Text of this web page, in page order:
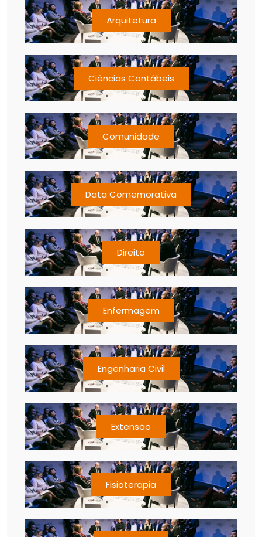
Arquitetura
Ciências Contábeis
Comunidade
Data Comemorativa
Direito
Enfermagem
Engenharia Civil
Extensão
Fisioterapia